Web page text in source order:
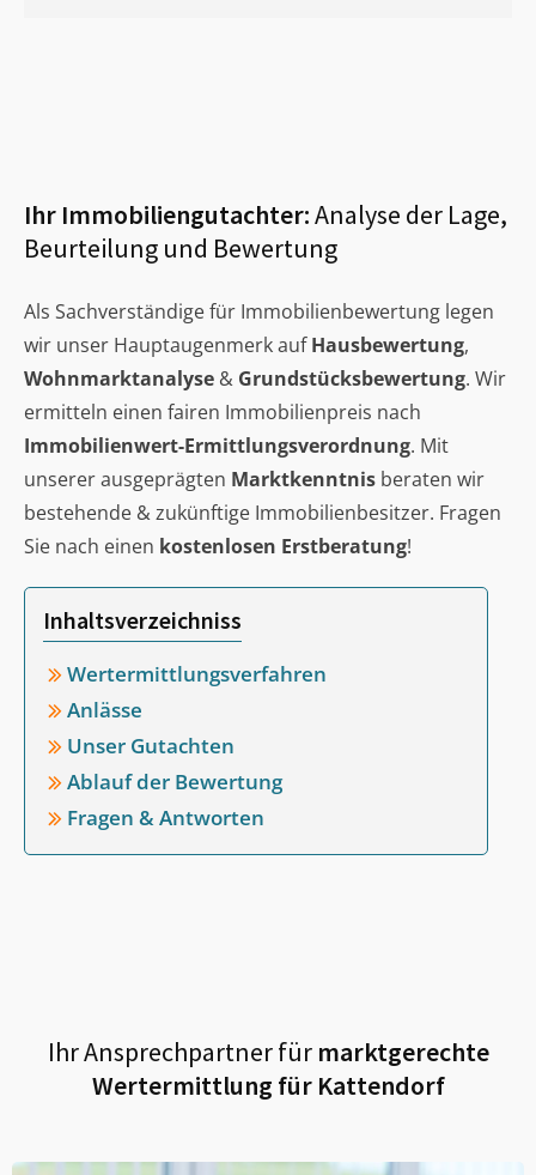
Ihr Immobiliengutachter:Analyse der Lage,
Beurteilung und Bewertung
Als Sachverständige für Immobilienbewertung legen
wir unser Hauptaugenmerk aufHausbewertung,
Wohnmarktanalyse & Grundstücksbewertung. Wir
ermitteln einen fairen Immobilienpreis nach
Immobilienwert-Ermittlungsverordnung. Mit
unserer ausgeprägten Marktkenntnis beraten wir
bestehende & zukünftige Immobilienbesitzer. Fragen
Sie nach einen kostenlosen Erstberatung!
Inhaltsverzeichniss
Wertermittlungsverfahren
Anlässe
Unser Gutachten
Ablauf der Bewertung
Fragen & Antworten
Ihr Ansprechpartner fürmarktgerechte
Wertermittlung für Kattendorf